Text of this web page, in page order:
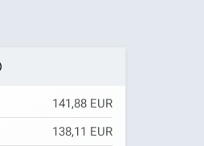
141,88 EUR
138,11 EUR